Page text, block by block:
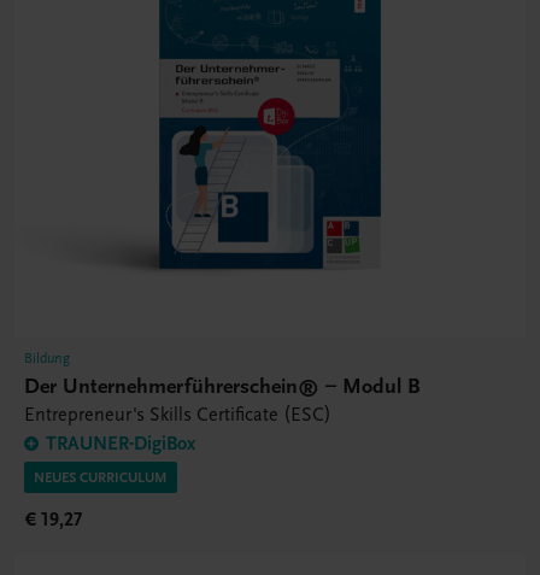
Bildung
Der Unternehmerführerschein® – Modul B
Entrepreneur's Skills Certificate (ESC)
TRAUNER-DigiBox
NEUES CURRICULUM
€ 19,27